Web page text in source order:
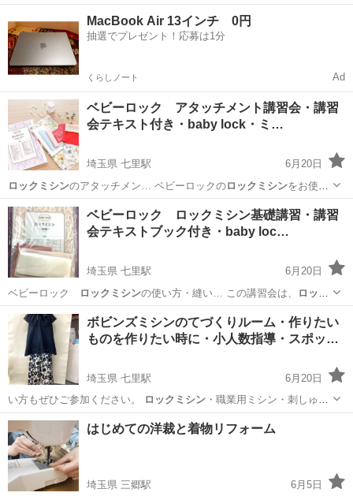
ン
、アイロン、洋… ・オーバーロックミシンJUKI…
ソーイング
MacBook Air 13インチ 0円
抽選でプレゼント！応募は1分
くらしノート Ad
ベビーロック アタッチメント講習会・講習
会テキスト付き・baby lock・ミ…
埼玉県 七里駅
6月20日
ロックミシンのアタッチメン… ベビーロックのロックミシンをお使い
の方で…
埼玉 さいたま市 七里駅 ロックミシン
ベビーロック ロックミシン基礎講習・講習
会テキストブック付き・baby loc…
埼玉県 七里駅
6月20日
ベビーロック
ロックミシンの使い方・縫い… この講習会は、
ロック
ミシンの糸のかけ方、…
埼玉 さいたま市 七里駅 ロックミシン
ボビンズミシンのてづくりルーム・作りたい
ものを作りたい時に・小人数指導・スポッ…
埼玉県 七里駅
6月20日
い方もぜひご参加ください。
ロックミシン・職業用ミシン・刺しゅう
ミシンもご…
埼玉 さいたま市 七里駅 洋裁 ロックミシン
はじめての洋裁と着物リフォーム
埼玉県 三郷駅
6月5日